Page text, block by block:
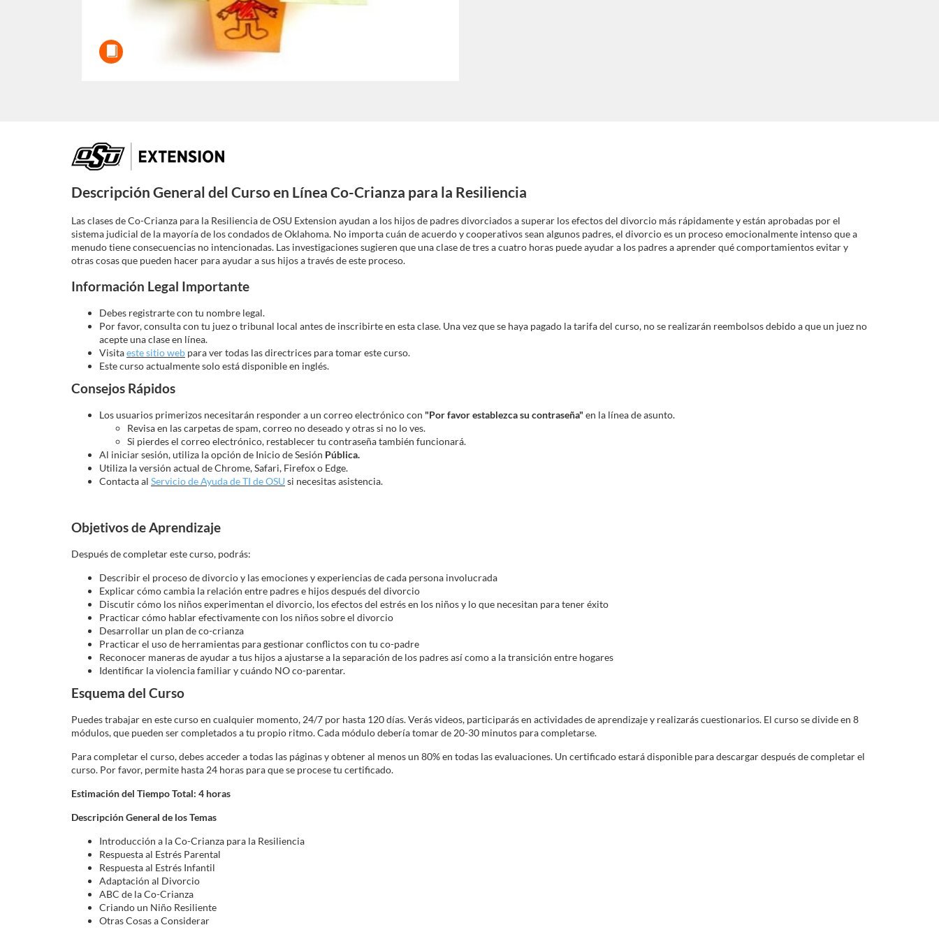
F
u
l
l
c
r
e
s
p
t
i
o
n
Descripción General del Curso en Línea Co-Crianza para la Resiliencia
Las clases de Co-Crianza para la Resiliencia de OSU Extension ayudan a los hijos de padres divorciados a superar los efectos del divorcio más rápidamente y están aprobadas por el
sistema judicial de la mayoría de los condados de Oklahoma. No importa cuán de acuerdo y cooperativos sean algunos padres, el divorcio es un proceso emocionalmente intenso que a
menudo tiene consecuencias no intencionadas. Las investigaciones sugieren que una clase de tres a cuatro horas puede ayudar a los padres a aprender qué comportamientos evitar y
otras cosas que pueden hacer para ayudar a sus hijos a través de este proceso.
Información Legal Importante
Debes registrarte con tu nombre legal.
Por favor, consulta con tu juez o tribunal local antes de inscribirte en esta clase. Una vez que se haya pagado la tarifa del curso, no se realizarán reembolsos debido a que un juez no
acepte una clase en línea.
Visitaeste sitio web para ver todas las directrices para tomar este curso.
Este curso actualmente solo está disponible en inglés.
Consejos Rápidos
Los usuarios primerizos necesitarán responder a un correo electrónico con "Por favor establezca su contraseña" en la línea de asunto.
Revisa en las carpetas de spam, correo no deseado y otras si no lo ves.
Si pierdes el correo electrónico, restablecer tu contraseña también funcionará.
Al iniciar sesión, utiliza la opción de Inicio de Sesión Pública.
Utiliza la versión actual de Chrome, Safari, Firefox o Edge.
Contacta al Servicio de Ayuda de TI de OSU si necesitas asistencia.
Objetivos de Aprendizaje
Después de completar este curso, podrás:
Describir el proceso de divorcio y las emociones y experiencias de cada persona involucrada
Explicar cómo cambia la relación entre padres e hijos después del divorcio
Discutir cómo los niños experimentan el divorcio, los efectos del estrés en los niños y lo que necesitan para tener éxito
Practicar cómo hablar efectivamente con los niños sobre el divorcio
Desarrollar un plan de co-crianza
Practicar el uso de herramientas para gestionar conflictos con tu co-padre
Reconocer maneras de ayudar a tus hijos a ajustarse a la separación de los padres así como a la transición entre hogares
Identificar la violencia familiar y cuándo NO co-parentar.
Esquema del Curso
Puedes trabajar en este curso en cualquier momento, 24/7 por hasta 120 días. Verás videos, participarás en actividades de aprendizaje y realizarás cuestionarios. El curso se divide en 8
módulos, que pueden ser completados a tu propio ritmo. Cada módulo debería tomar de 20-30 minutos para completarse.
Para completar el curso, debes acceder a todas las páginas y obtener al menos un 80% en todas las evaluaciones. Un certificado estará disponible para descargar después de completar el
curso. Por favor, permite hasta 24 horas para que se procese tu certificado.
Estimación del Tiempo Total: 4 horas
Descripción General de los Temas
Introducción a la Co-Crianza para la Resiliencia
Respuesta al Estrés Parental
Respuesta al Estrés Infantil
Adaptación al Divorcio
ABC de la Co-Crianza
Criando un Niño Resiliente
Otras Cosas a Considerar